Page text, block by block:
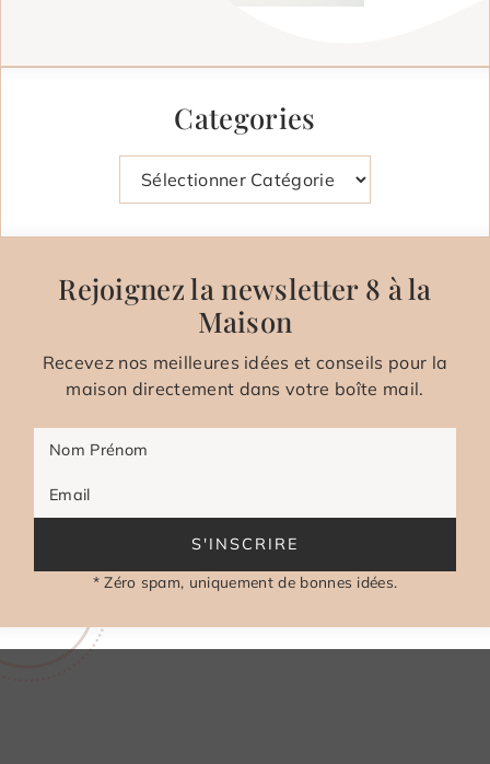
Categories
Catégories
Rejoignez la newsletter 8 à la
Maison
Recevez nos meilleures idées et conseils pour la
maison directement dans votre boîte mail.
Nom Prénom
Email
S'INSCRIRE
* Zéro spam, uniquement de bonnes idées.